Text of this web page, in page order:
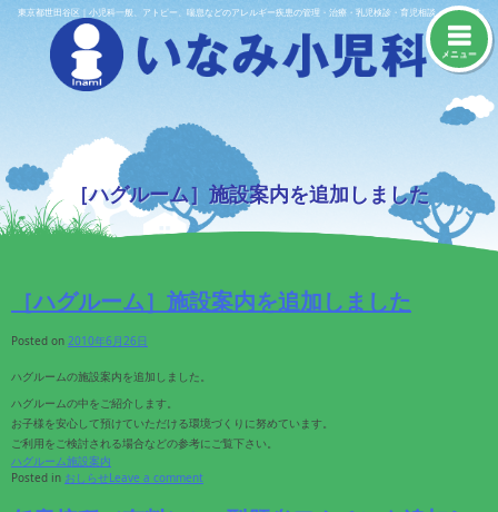
Skip東京都世田谷区｜小児科一般、アトピー、喘息などのアレルギー疾患の管理・治療・乳児検診・育児相談・予防接種
メニュー
［ハグルーム］施設案内を追加しました
［ハグルーム］施設案内を追加しました
Posted on 2010年6月26日
ハグルームの施設案内を追加しました。
ハグルームの中をご紹介します。
お子様を安心して預けていただける環境づくりに努めています。
ご利用をご検討される場合などの参考にご覧下さい。
ハグルーム施設案内
Posted in おしらせLeave a comment